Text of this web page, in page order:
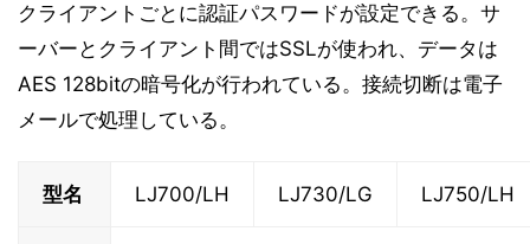
クライアントごとに認証パスワードが設定できる。サ
ーバーとクライアント間ではSSLが使われ、データは
AES 128bitの暗号化が行われている。接続切断は電子
メールで処理している。
型名 LJ700/LH LJ730/LG LJ750/LH